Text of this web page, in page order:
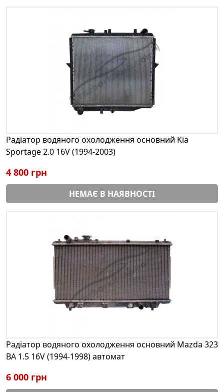
Радіатор водяного охолодження основний Kia
Sportage 2.0 16V (1994-2003)
4 800 грн
НЕМАЄ В НАЯВНОСТІ
Радіатор водяного охолодження основний Mazda 323
BA 1.5 16V (1994-1998) автомат
6 000 грн